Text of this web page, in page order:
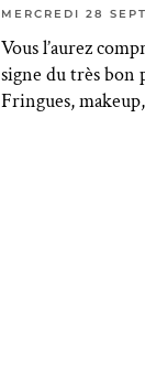
MERCREDI 28
Vous l’aurez
signe du très bon
Fringues,